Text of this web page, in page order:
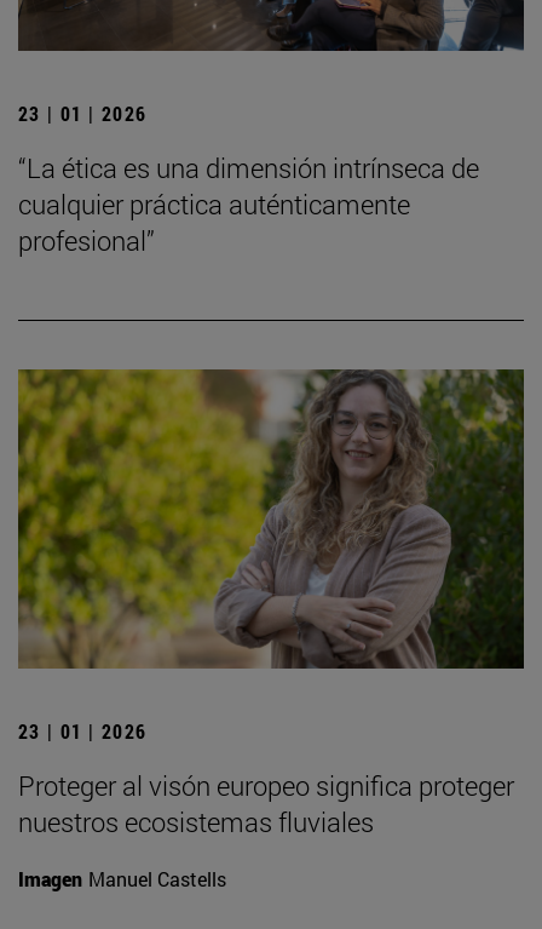
23 | 01 | 2026
“La ética es una dimensión intrínseca de
cualquier práctica auténticamente
profesional”
23 | 01 | 2026
Proteger al visón europeo significa proteger
nuestros ecosistemas fluviales
Imagen Manuel Castells